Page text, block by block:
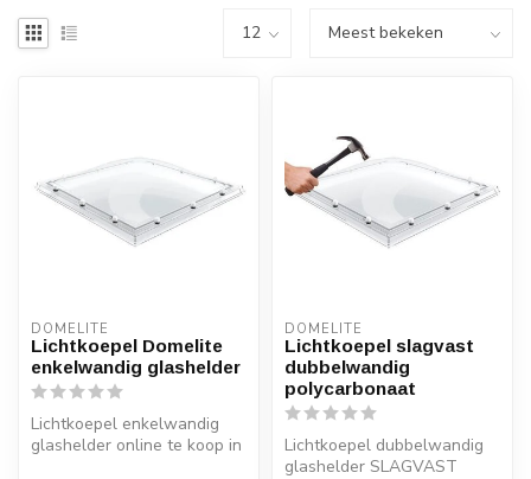
DOMELITE
Lichtkoepel Domelite
enkelwandig glashelder
Lichtkoepel enkelwandig
glashelder online te koop in
DOMELITE
Lichtkoepel slagvast
dubbelwandig
polycarbonaat
Lichtkoepel dubbelwandig
glashelder SLAGVAST